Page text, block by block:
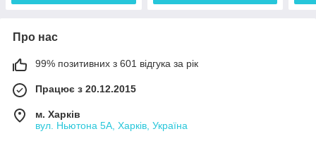
Про нас
99% позитивних з 601 відгука за рік
Працює з 20.12.2015
м. Харків
вул. Ньютона 5А, Харків, Україна